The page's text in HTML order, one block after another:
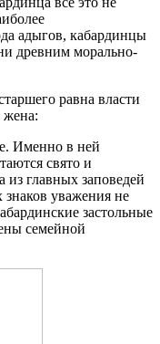
адыгов, кабардинцы
древним морально-
равна власти
жена:
Именно в ней
свято и
главных заповедей
уважения не
застольные
семейной